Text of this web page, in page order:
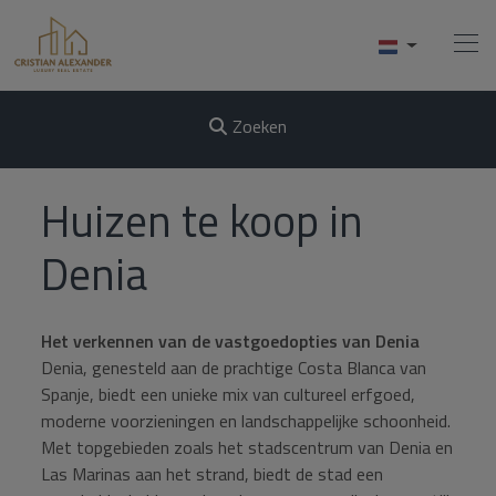
Kopen
Verkopen
Diensten
Over Ons
Contact
Zoeken
Huizen te koop in
Denia
Het verkennen van de vastgoedopties van Denia
Denia, genesteld aan de prachtige Costa Blanca van
Spanje, biedt een unieke mix van cultureel erfgoed,
moderne voorzieningen en landschappelijke schoonheid.
Met topgebieden zoals het stadscentrum van Denia en
Las Marinas aan het strand, biedt de stad een